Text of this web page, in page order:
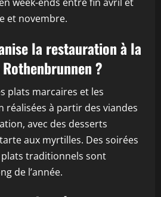
et novembre.
la restauration à la
?
plats marcaires et les
réalisées à partir des viandes
avec des desserts
aux myrtilles. Des soirées
traditionnels sont
de l’année.